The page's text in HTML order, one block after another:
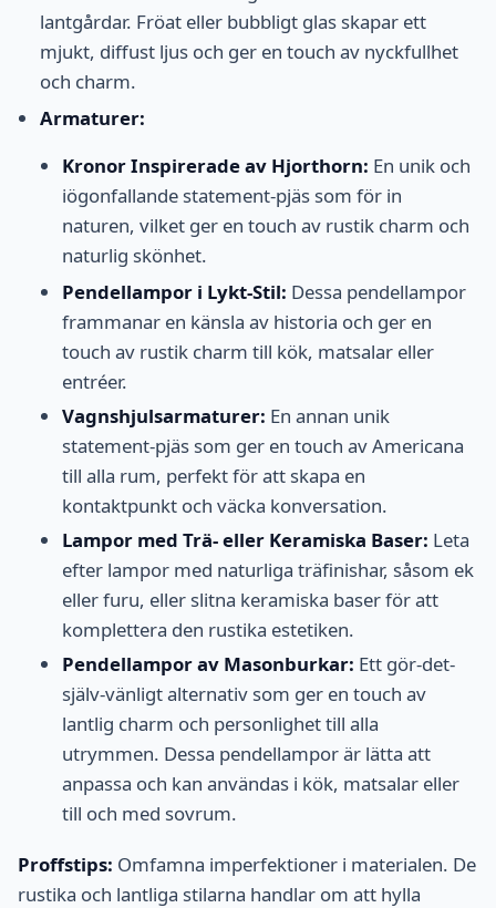
lantgårdar. Fröat eller bubbligt glas skapar ett
mjukt, diffust ljus och ger en touch av nyckfullhet
och charm.
Armaturer:
Kronor Inspirerade av Hjorthorn: En unik och
iögonfallande statement-pjäs som för in
naturen, vilket ger en touch av rustik charm och
naturlig skönhet.
Pendellampor i Lykt-Stil: Dessa pendellampor
frammanar en känsla av historia och ger en
touch av rustik charm till kök, matsalar eller
entréer.
Vagnshjulsarmaturer: En annan unik
statement-pjäs som ger en touch av Americana
till alla rum, perfekt för att skapa en
kontaktpunkt och väcka konversation.
Lampor med Trä- eller Keramiska Baser: Leta
efter lampor med naturliga träfinishar, såsom ek
eller furu, eller slitna keramiska baser för att
komplettera den rustika estetiken.
Pendellampor av Masonburkar: Ett gör-det-
själv-vänligt alternativ som ger en touch av
lantlig charm och personlighet till alla
utrymmen. Dessa pendellampor är lätta att
anpassa och kan användas i kök, matsalar eller
till och med sovrum.
Proffstips: Omfamna imperfektioner i materialen. De
rustika och lantliga stilarna handlar om att hylla